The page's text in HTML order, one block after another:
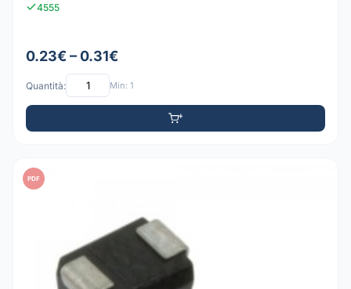
4555
0.23€ – 0.31€
Quantità: Min: 1
PDF